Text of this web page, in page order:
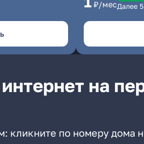
₽/месДалее
на
кликните по номеру дома